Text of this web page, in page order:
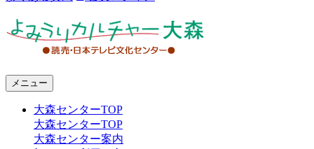
メニュー
大森センターTOP
大森センターTOP
大森センター案内